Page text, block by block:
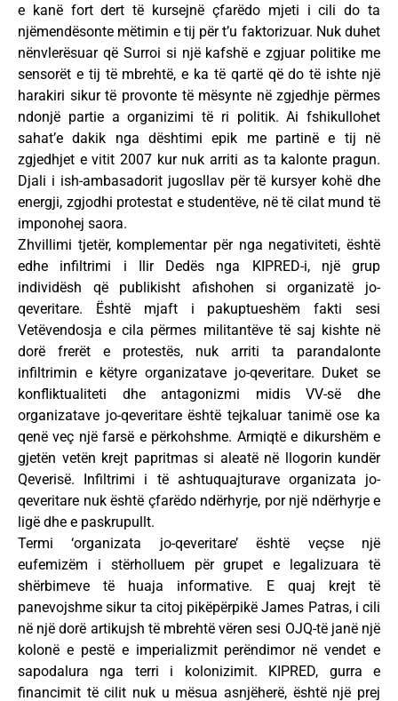
e kanë fort dert të kursejnë çfarëdo mjeti i cili do ta
njëmendësonte mëtimin e tij për t’u faktorizuar. Nuk duhet
nënvlerësuar që Surroi si një kafshë e zgjuar politike me
sensorët e tij të mbrehtë, e ka të qartë që do të ishte një
harakiri sikur të provonte të mësynte në zgjedhje përmes
ndonjë partie a organizimi të ri politik. Ai fshikullohet
sahat’e dakik nga dështimi epik me partinë e tij në
zgjedhjet e vitit 2007 kur nuk arriti as ta kalonte pragun.
Djali i ish-ambasadorit jugosllav për të kursyer kohë dhe
energji, zgjodhi protestat e studentëve, në të cilat mund të
imponohej saora.
Zhvillimi tjetër, komplementar për nga negativiteti, është
edhe infiltrimi i Ilir Dedës nga KIPRED-i, një grup
individësh që publikisht afishohen si organizatë jo-
qeveritare. Është mjaft i pakuptueshëm fakti sesi
Vetëvendosja e cila përmes militantëve të saj kishte në
dorë frerët e protestës, nuk arriti ta parandalonte
infiltrimin e këtyre organizatave jo-qeveritare. Duket se
konfliktualiteti dhe antagonizmi midis VV-së dhe
organizatave jo-qeveritare është tejkaluar tanimë ose ka
qenë veç një farsë e përkohshme. Armiqtë e dikurshëm e
gjetën vetën krejt papritmas si aleatë në llogorin kundër
Qeverisë. Infiltrimi i të ashtuquajturave organizata jo-
qeveritare nuk është çfarëdo ndërhyrje, por një ndërhyrje e
ligë dhe e paskrupullt.
Termi ‘organizata jo-qeveritare’ është veçse një
eufemizëm i stërholluem për grupet e legalizuara të
shërbimeve të huaja informative. E quaj krejt të
panevojshme sikur ta citoj pikëpërpikë James Patras, i cili
në një dorë artikujsh të mbrehtë vëren sesi OJQ-të janë një
kolonë e pestë e imperializmit perëndimor në vendet e
sapodalura nga terri i kolonizimit. KIPRED, gurra e
financimit të cilit nuk u mësua asnjëherë, është një prej